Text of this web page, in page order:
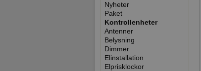
Nyheter
Paket
Kontrollenheter
Antenner
Belysning
Dimmer
Elinstallation
Elprisklockor